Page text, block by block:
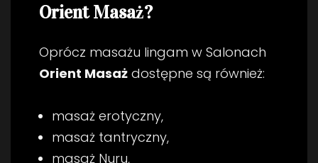
Orient Masaż?
Oprócz masażu lingam w Salonach
Orient Masaż dostępne są również:
masaż erotyczny,
masaż tantryczny,
masaż Nuru,